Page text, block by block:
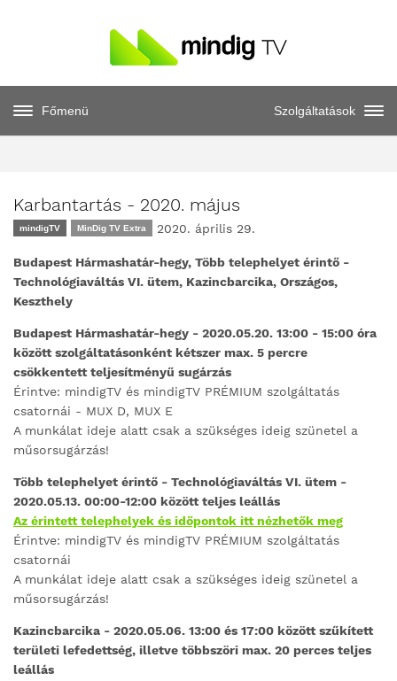
Főmenü Szolgáltatások
Karbantartás - 2020. május
mindigTV MinDig TV Extra 2020. április 29.
Budapest Hármashatár-hegy, Több telephelyet érintő -
Technológiaváltás VI. ütem, Kazincbarcika, Országos,
Keszthely
Budapest Hármashatár-hegy - 2020.05.20. 13:00 - 15:00 óra
között szolgáltatásonként kétszer max. 5 percre
csökkentett teljesítményű sugárzás
Érintve: mindigTV és mindigTV PRÉMIUM szolgáltatás
csatornái - MUX D, MUX E
A munkálat ideje alatt csak a szükséges ideig szünetel a
műsorsugárzás!
Több telephelyet érintő - Technológiaváltás VI. ütem -
2020.05.13. 00:00-12:00 között teljes leállás
Az érintett telephelyek és időpontok itt nézhetők meg
Érintve: mindigTV és mindigTV PRÉMIUM szolgáltatás
csatornái
A munkálat ideje alatt csak a szükséges ideig szünetel a
műsorsugárzás!
Kazincbarcika - 2020.05.06. 13:00 és 17:00 között szűkített
területi lefedettség, illetve többszöri max. 20 perces teljes
leállás